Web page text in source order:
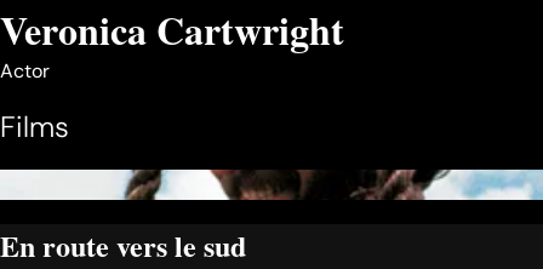
Veronica Cartwright
Actor
Films
En route vers le sud